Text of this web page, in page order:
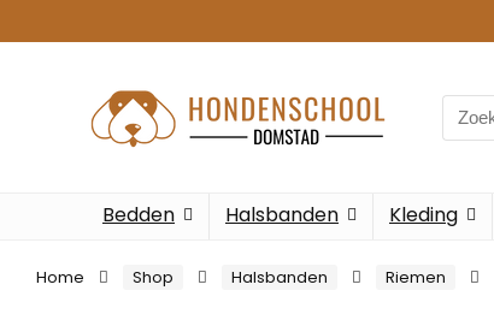
Search
for:
Bedden Halsbanden Kleding
Home Shop Halsbanden Riemen